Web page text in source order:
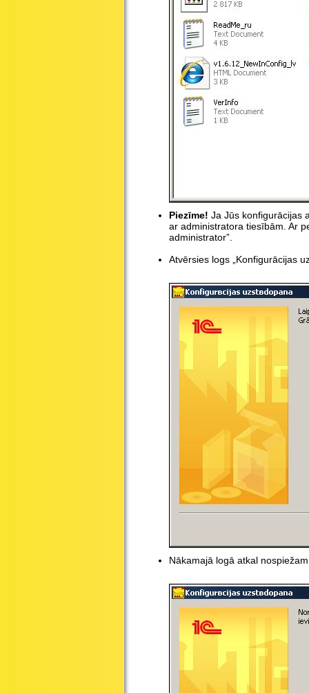
Piezīme! Ja Jūs konfigurācijas
ar administratora tiesībām. Ar
administrator”.
Atvērsies logs „Konfigurācijas
Nākamajā logā atkal nospiežam